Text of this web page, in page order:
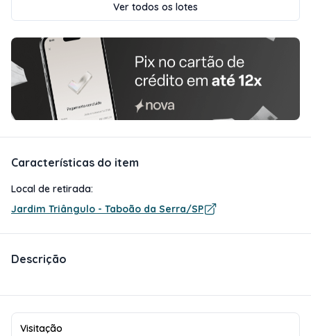
Ver todos os lotes
Características do item
Local de retirada:
Jardim Triângulo - Taboão da Serra/SP
Descrição
Visitação